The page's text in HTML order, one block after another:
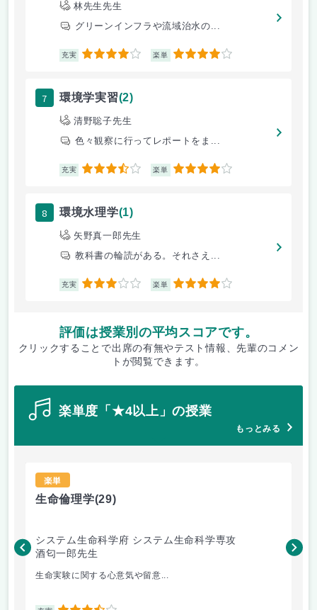
林先生先生
グリーンインフラや流域治水の...
充実 4 楽単 4
7 環境学実習(2)
清野聡子先生
色々観察に行ってレポートをま...
充実 3.5 楽単 4
8 環境水理学(1)
矢野真一郎先生
教科書の輪読がある。それさえ...
充実 3 楽単 4
評価は授業別の平均スコアです。
クリックすることで出席の有無やテスト情報、先輩のコメン
トが閲覧できます。
楽単度「★4以上」の授業
もっとみる
楽単
生命倫理学(29)
システム生命科学府 システム生命科学専攻
酒匂一郎先生
生命実験に関する心意気や留意...
村